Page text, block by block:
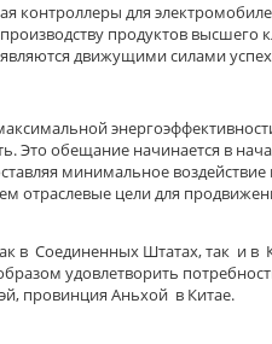
контроллеры для
продуктов высшего
являются движущими силами
Это обещание начинается в
минимальное
отраслевые цели для
в Соединенных Штатах, так и в
удовлетворить
провинция Аньхой в Китае.